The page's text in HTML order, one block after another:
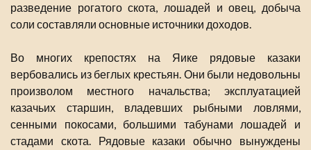
разведение рогатого скота, лошадей и овец, добыча
соли составляли основные источники доходов.
Во многих крепостях на Яике рядовые казаки
вербовались из беглых крестьян. Они были недовольны
произволом местного начальства; эксплуатацией
казачьих старшин, владевших рыбными ловлями,
сенными покосами, большими табунами лошадей и
стадами скота. Рядовые казаки обычно вынуждены